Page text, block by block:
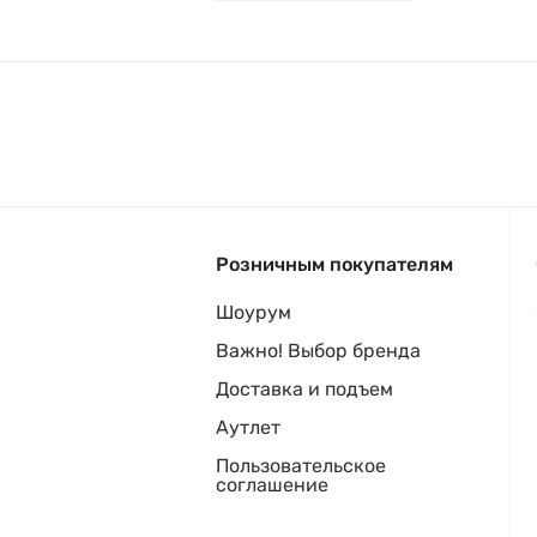
Розничным покупателям
Шоурум
Важно! Выбор бренда
Доставка и подъем
Аутлет
Пользовательское
соглашение